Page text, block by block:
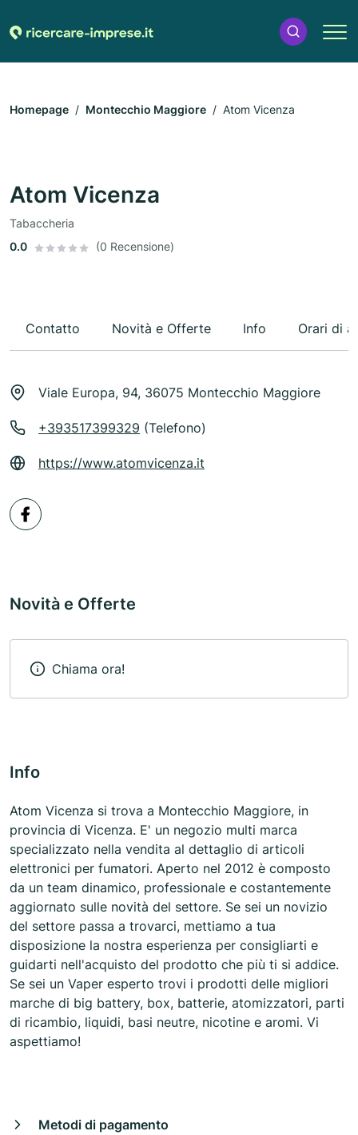
Homepage Montecchio Maggiore Atom Vicenza
Atom Vicenza
Tabaccheria
0.0
(0 Recensione)
Contatto Novità e Offerte Info Orari di
Viale Europa, 94, 36075 Montecchio Maggiore
+393517399329 (Telefono)
https://www.atomvicenza.it
Novità e Offerte
Chiama ora!
Info
Atom Vicenza si trova a Montecchio Maggiore, in
provincia di Vicenza. E' un negozio multi marca
specializzato nella vendita al dettaglio di articoli
elettronici per fumatori. Aperto nel 2012 è composto
da un team dinamico, professionale e costantemente
aggiornato sulle novità del settore. Se sei un novizio
del settore passa a trovarci, mettiamo a tua
disposizione la nostra esperienza per consigliarti e
guidarti nell'acquisto del prodotto che più ti si addice.
Se sei un Vaper esperto trovi i prodotti delle migliori
marche di big battery, box, batterie, atomizzatori, parti
di ricambio, liquidi, basi neutre, nicotine e aromi. Vi
aspettiamo!
Metodi di pagamento